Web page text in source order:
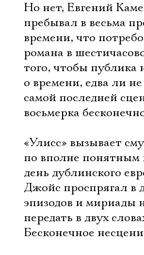
Но нет, Евгений
пребывал в весьма
времени, что
романа в
того, чтобы публика
о времени, едва ли
самой последней
восьмерка
«Улисс» вызывает
по вполне
день дублинского
Джойс проспрягал в
эпизодов и мириады
передать в двух
Бесконечное